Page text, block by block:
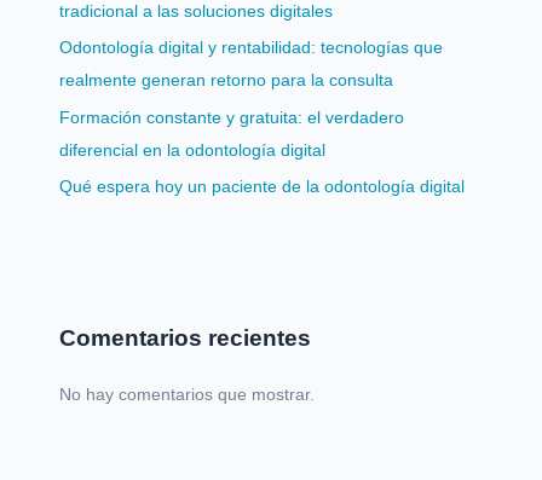
tradicional a las soluciones digitales
Odontología digital y rentabilidad: tecnologías que
realmente generan retorno para la consulta
Formación constante y gratuita: el verdadero
diferencial en la odontología digital
Qué espera hoy un paciente de la odontología digital
Comentarios recientes
No hay comentarios que mostrar.